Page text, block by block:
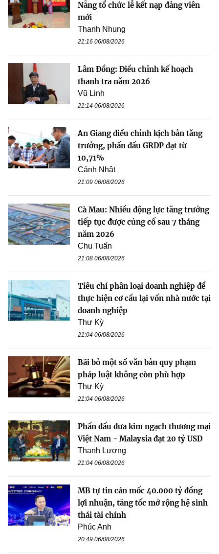
Nẵng tổ chức lễ kết nạp đảng viên
mới
Thanh Nhung
21:16 06/08/2026
Lâm Đồng: Điều chỉnh kế hoạch
thanh tra năm 2026
Vũ Linh
21:14 06/08/2026
An Giang điều chỉnh kịch bản tăng
trưởng, phấn đấu GRDP đạt từ
10,71%
Cảnh Nhật
21:09 06/08/2026
Cà Mau: Nhiều động lực tăng trưởng
tiếp tục được củng cố sau 7 tháng
năm 2026
Chu Tuấn
21:08 06/08/2026
Tiêu chí phân loại doanh nghiệp để
thực hiện cơ cấu lại vốn nhà nước tại
doanh nghiệp
Thư Kỳ
21:04 06/08/2026
Bãi bỏ một số văn bản quy phạm
pháp luật không còn phù hợp
Thư Kỳ
21:04 06/08/2026
Phấn đấu đưa kim ngạch thương mại
Việt Nam - Malaysia đạt 20 tỷ USD
Thanh Lương
21:04 06/08/2026
MB tự tin cán mốc 40.000 tỷ đồng
lợi nhuận, tăng tốc mở rộng hệ sinh
thái tài chính
Phúc Anh
20:49 06/08/2026